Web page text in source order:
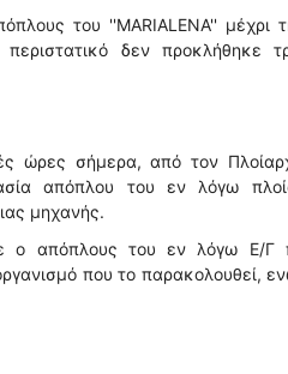
του ''MARIALENA'' μέχρι
δεν προκλήθηκε
ώρες σήμερα, από τον
απόπλου του εν λόγω
μηχανής.
ο απόπλους του εν λόγω Ε/Γ
που το παρακολουθεί,